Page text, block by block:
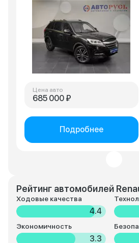
Цена авто
685 000 ₽
Подробнее
Рейтинг автомобилей
Ходовые качества
4.4
Экономичность
3.3